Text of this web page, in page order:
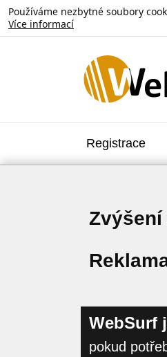
Používáme nezbytné soubory
Více informací
Registrace
WebSurf
pokud